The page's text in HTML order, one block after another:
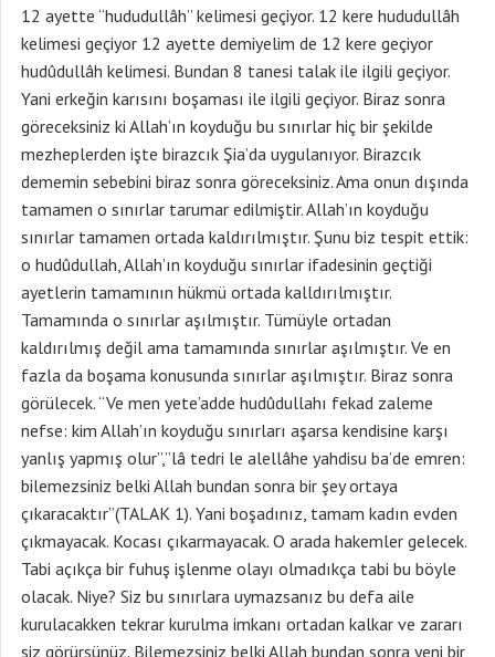
12 ayette “hududullâh” kelimesi geçiyor. 12 kere hududullâh
kelimesi geçiyor 12 ayette demiyelim de 12 kere geçiyor
hudûdullâh kelimesi. Bundan 8 tanesi talak ile ilgili geçiyor.
Yani erkeğin karısını boşaması ile ilgili geçiyor. Biraz sonra
göreceksiniz ki Allah’ın koyduğu bu sınırlar hiç bir şekilde
mezheplerden işte birazcık Şia’da uygulanıyor. Birazcık
dememin sebebini biraz sonra göreceksiniz. Ama onun dışında
tamamen o sınırlar tarumar edilmiştir. Allah’ın koyduğu
sınırlar tamamen ortada kaldırılmıştır. Şunu biz tespit ettik:
o hudûdullah, Allah’ın koyduğu sınırlar ifadesinin geçtiği
ayetlerin tamamının hükmü ortada kalldırılmıştır.
Tamamında o sınırlar aşılmıştır. Tümüyle ortadan
kaldırılmış değil ama tamamında sınırlar aşılmıştır. Ve en
fazla da boşama konusunda sınırlar aşılmıştır. Biraz sonra
görülecek. “Ve men yete’adde hudûdullahı fekad zaleme
nefse: kim Allah’ın koyduğu sınırları aşarsa kendisine karşı
yanlış yapmış olur”,”lâ tedri le alellâhe yahdisu ba’de emren:
bilemezsiniz belki Allah bundan sonra bir şey ortaya
çıkaracaktır”(TALAK 1). Yani boşadınız, tamam kadın evden
çıkmayacak. Kocası çıkarmayacak. O arada hakemler gelecek.
Tabi açıkça bir fuhuş işlenme olayı olmadıkça tabi bu böyle
olacak. Niye? Siz bu sınırlara uymazsanız bu defa aile
kurulacakken tekrar kurulma imkanı ortadan kalkar ve zararı
siz görürsünüz. Bilemezsiniz belki Allah bundan sonra yeni bir